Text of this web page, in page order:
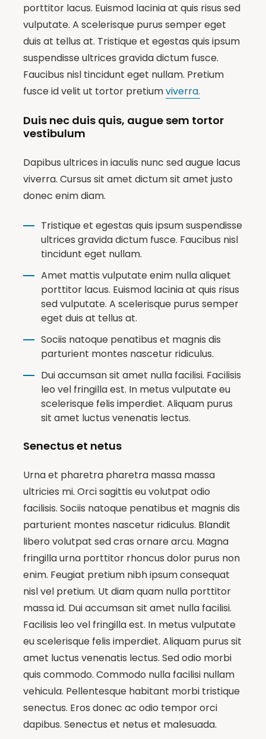
porttitor lacus. Euismod lacinia at quis risus sed
vulputate. A scelerisque purus semper eget
duis at tellus at. Tristique et egestas quis ipsum
suspendisse ultrices gravida dictum fusce.
Faucibus nisl tincidunt eget nullam. Pretium
fusce id velit ut tortor pretiumviverra.
Duis nec duis quis, augue sem tortor
vestibulum
Dapibus ultrices in iaculis nunc sed augue lacus
viverra. Cursus sit amet dictum sit amet justo
donec enim diam.
Tristique et egestas quis ipsum suspendisse
ultrices gravida dictum fusce. Faucibus nisl
tincidunt eget nullam.
Amet mattis vulputate enim nulla aliquet
porttitor lacus. Euismod lacinia at quis risus
sed vulputate. A scelerisque purus semper
eget duis at tellus at.
Sociis natoque penatibus et magnis dis
parturient montes nascetur ridiculus.
Dui accumsan sit amet nulla facilisi. Facilisis
leo vel fringilla est. In metus vulputate eu
scelerisque felis imperdiet. Aliquam purus
sit amet luctus venenatis lectus.
Senectus et netus
Urna et pharetra pharetra massa massa
ultricies mi. Orci sagittis eu volutpat odio
facilisis. Sociis natoque penatibus et magnis dis
parturient montes nascetur ridiculus. Blandit
libero volutpat sed cras ornare arcu. Magna
fringilla urna porttitor rhoncus dolor purus non
enim. Feugiat pretium nibh ipsum consequat
nisl vel pretium. Ut diam quam nulla porttitor
massa id. Dui accumsan sit amet nulla facilisi.
Facilisis leo vel fringilla est. In metus vulputate
eu scelerisque felis imperdiet. Aliquam purus sit
amet luctus venenatis lectus. Sed odio morbi
quis commodo. Commodo nulla facilisi nullam
vehicula. Pellentesque habitant morbi tristique
senectus. Eros donec ac odio tempor orci
dapibus. Senectus et netus et malesuada.